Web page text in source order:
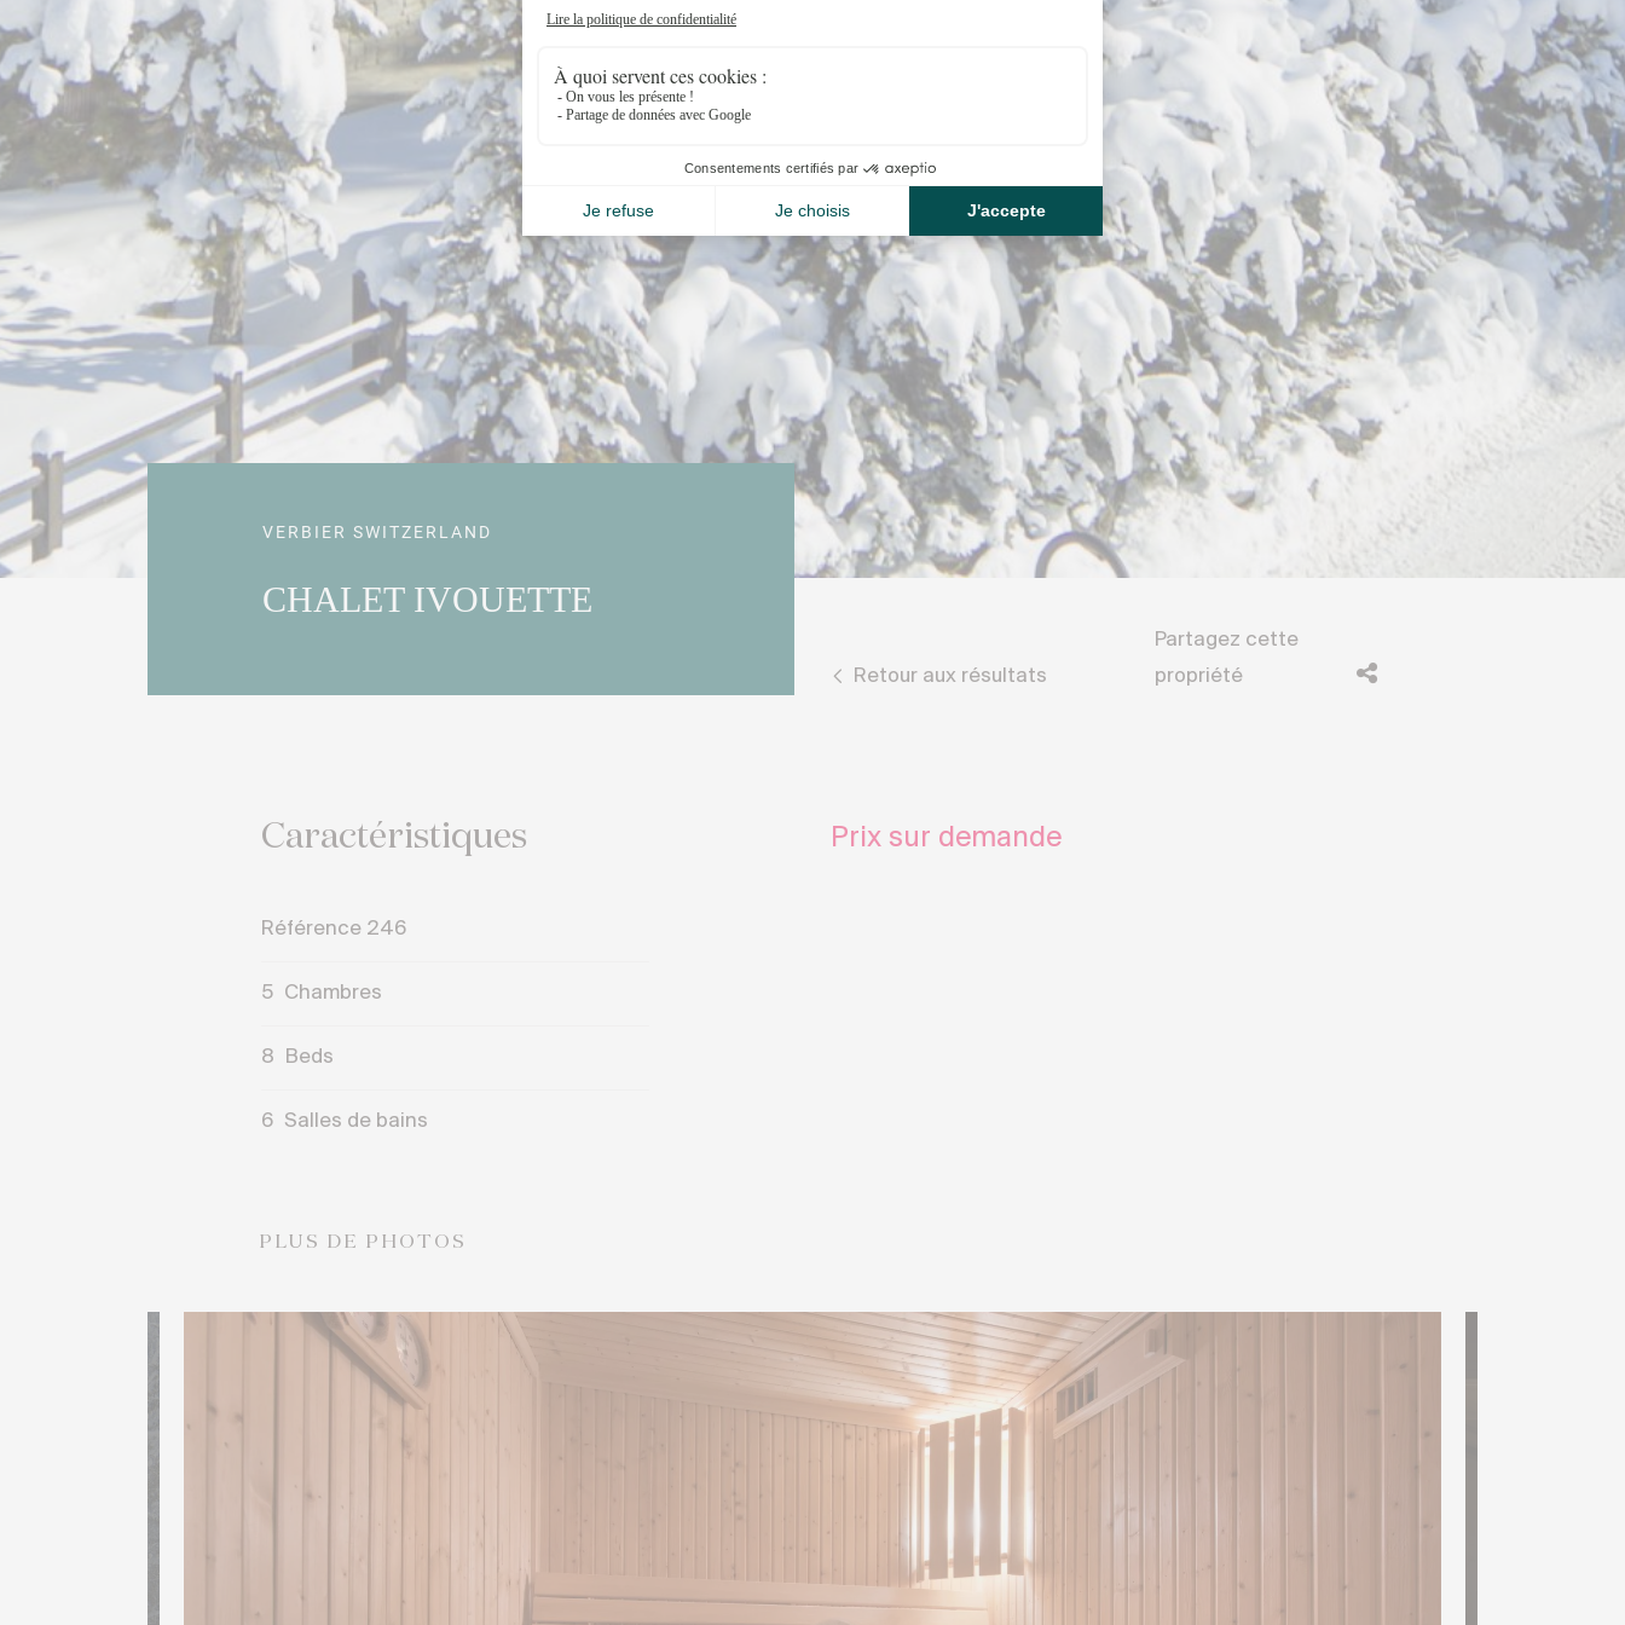
VERBIER SWITZERLAND
CHALET IVOUETTE
Retour aux résultats
Partagez cette
propriété
Caractéristiques
Référence 246
5 Chambres
8 Beds
6 Salles de bains
Prix sur demande
PLUS DE PHOTOS